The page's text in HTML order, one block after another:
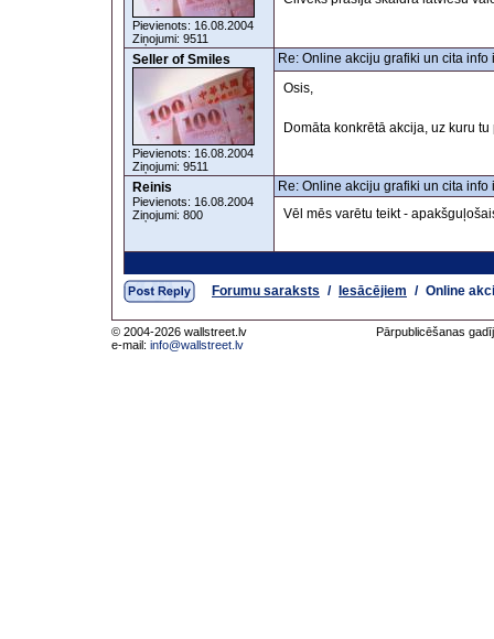
Pievienots: 16.08.2004
Ziņojumi: 9511
Seller of Smiles
Pievienots: 16.08.2004
Ziņojumi: 9511
Re: Online akciju grafiki un cita info
Osis,
Domāta konkrētā akcija, uz kuru
Reinis
Pievienots: 16.08.2004
Ziņojumi: 800
Re: Online akciju grafiki un cita info
Vēl mēs varētu teikt -
Forumu saraksts / Iesācējiem / Online
© 2004-2026 wallstreet.lv
e-mail: info@wallstreet.lv
Pārpublicēšanas